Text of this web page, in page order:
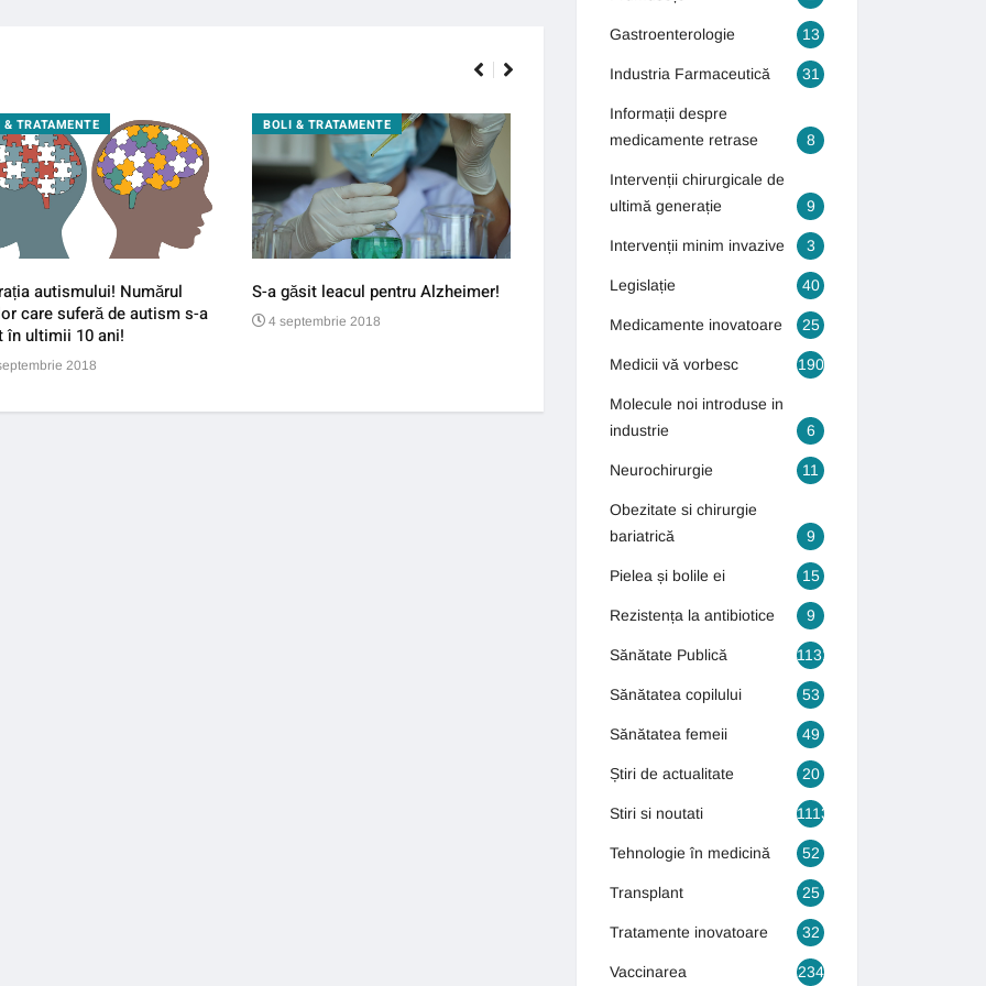
TRATAMENTE
autismului! Numărul
care suferă de autism s-a
în ultimii 10 ani!
2018
BOLI & TRATAMENTE
S-a găsit leacul pentru Alzheimer!
4 septembrie 2018
INTERVENȚII CHIRURGICALE DE
ULTIMĂ GENERAȚIE
Cum puteți scăpa de varice?
4 septembrie 2018
Gastroenterologie 13
Industria Farmaceutică 31
Informații despre
medicamente retrase
8
Intervenții chirurgicale de
ultimă generație
9
Intervenții minim invazive 3
Legislație 40
Medicamente inovatoare 25
Medicii vă vorbesc 190
Molecule noi introduse in
industrie
6
Neurochirurgie 11
Obezitate si chirurgie
bariatrică
9
Pielea și bolile ei 15
Rezistența la antibiotice 9
Sănătate Publică 1131
Sănătatea copilului 53
Sănătatea femeii 49
Știri de actualitate 20
Stiri si noutati 1113
Tehnologie în medicină 52
Transplant 25
Tratamente inovatoare 32
Vaccinarea 234